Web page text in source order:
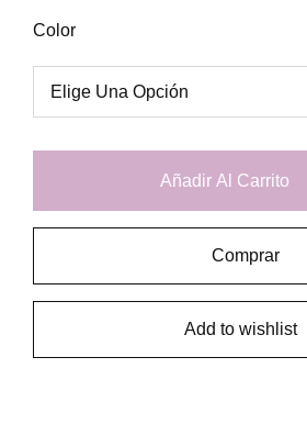
Color
Añadir Al Carrito
Comprar
Add to wishlist